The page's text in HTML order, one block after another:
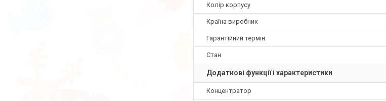
Колір корпусу
Країна виробник
Гарантійний термін
Стан
Додаткові функції і характеристики
Концентратор